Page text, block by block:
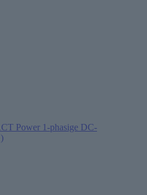
Power 1-phasige DC-